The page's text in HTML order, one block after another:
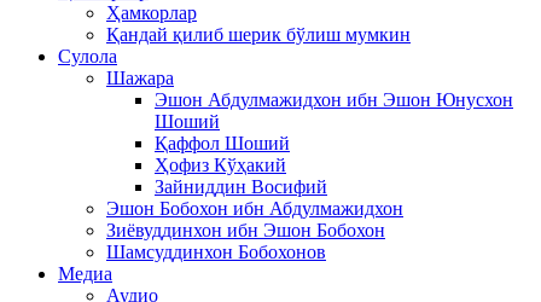
Ҳамкорлар
Қандай қилиб шерик бўлиш мумкин
Сулола
Шажара
Эшон Абдулмажидхон ибн Эшон Юнусхон
Шоший
Қаффол Шоший
Ҳофиз Кўҳакий
Зайниддин Восифий
Эшон Бобохон ибн Абдулмажидхон
Зиёвуддинхон ибн Эшон Бобохон
Шамсуддинхон Бобохонов
Медиа
Аудио